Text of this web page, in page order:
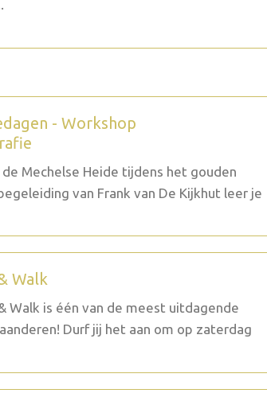
- Workshop
Mechelse Heide tijdens het gouden
van Frank van De Kijkhut leer je
Walk
Walk is één van de meest uitdagende
Durf jij het aan om op zaterdag